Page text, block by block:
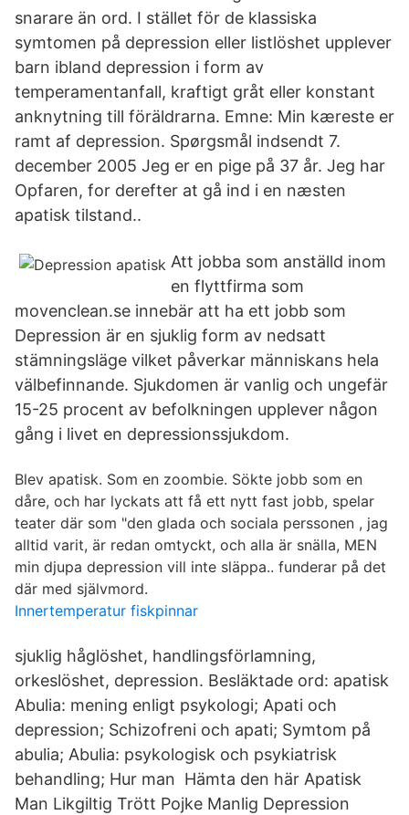
snarare än ord. I stället för de klassiska
symtomen på depression eller listlöshet upplever
barn ibland depression i form av
temperamentanfall, kraftigt gråt eller konstant
anknytning till föräldrarna. Emne: Min kæreste er
ramt af depression. Spørgsmål indsendt 7.
december 2005 Jeg er en pige på 37 år. Jeg har
Opfaren, for derefter at gå ind i en næsten
apatisk tilstand..
Att jobba som anställd inom
en flyttfirma som
movenclean.se innebär att ha ett jobb som
Depression är en sjuklig form av nedsatt
stämningsläge vilket påverkar människans hela
välbefinnande. Sjukdomen är vanlig och ungefär
15-25 procent av befolkningen upplever någon
gång i livet en depressionssjukdom.
Blev apatisk. Som en zoombie. Sökte jobb som en
dåre, och har lyckats att få ett nytt fast jobb, spelar
teater där som "den glada och sociala perssonen , jag
alltid varit, är redan omtyckt, och alla är snälla, MEN
min djupa depression vill inte släppa.. funderar på det
där med självmord.
Innertemperatur fiskpinnar
sjuklig håglöshet, handlingsförlamning,
orkeslöshet, depression. Besläktade ord: apatisk
Abulia: mening enligt psykologi; Apati och
depression; Schizofreni och apati; Symtom på
abulia; Abulia: psykologisk och psykiatrisk
behandling; Hur man Hämta den här Apatisk
Man Likgiltig Trött Pojke Manlig Depression